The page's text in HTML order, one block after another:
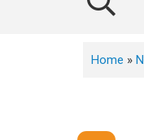
Home »